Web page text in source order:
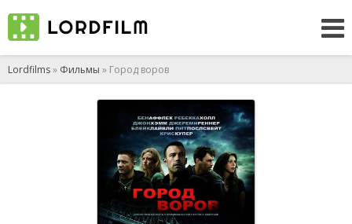
Lordfilms» Фильмы » Город воров